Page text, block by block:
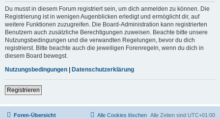
Du musst in diesem Forum registriert sein, um dich anmelden zu können. Die
Registrierung ist in wenigen Augenblicken erledigt und ermöglicht dir, auf
weitere Funktionen zuzugreifen. Die Board-Administration kann registrierten
Benutzern auch zusätzliche Berechtigungen zuweisen. Beachte bitte unsere
Nutzungsbedingungen und die verwandten Regelungen, bevor du dich
registrierst. Bitte beachte auch die jeweiligen Forenregeln, wenn du dich in
diesem Board bewegst.
Nutzungsbedingungen | Datenschutzerklärung
Registrieren
Foren-Übersicht Alle Zeiten sind UTC+01:00
Alle Cookies löschen